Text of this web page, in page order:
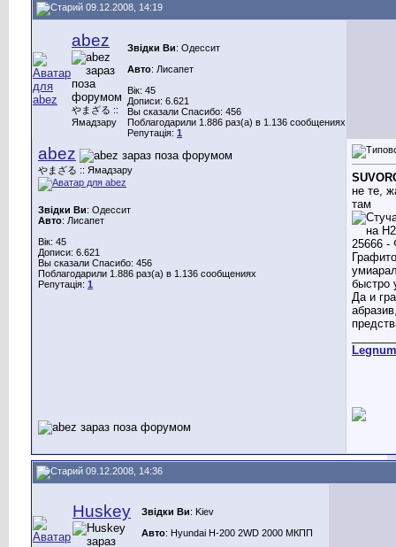
09.12.2008, 14:19
abez
やまざる ::
Ямадзару
Звідки Ви: Одессит
Авто: Лисапет
Вік: 45
Дописи: 6.621
Вы сказали Спасибо: 456
Поблагодарили 1.886 раз(а) в 1.136 сообщениях
Репутація: 1
abez
やまざる :: Ямадзару
Звідки Ви: Одессит
Авто: Лисапет
Вік: 45
Дописи: 6.621
Вы сказали Спасибо: 456
Поблагодарили 1.886 раз(а) в 1.136 сообщениях
Репутація: 1
не те,
там
быстро
Да и
Legnum
09.12.2008, 14:36
Huskey Звідки Ви: Kiev
Авто: Hyundai H-200 2WD 2000 МКПП